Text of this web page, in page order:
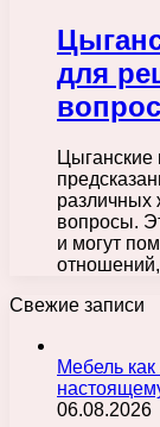
для
Цыганские
различных
вопросы.
и могут
Свежие записи
Мебель
06.08.2026